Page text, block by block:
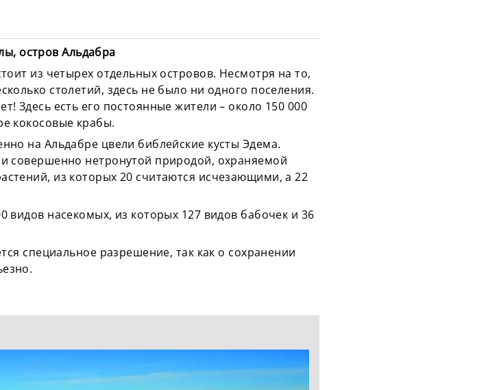
остров Альдабра
из четырех отдельных островов. Несмотря на то,
столетий, здесь не было ни одного поселения.
Здесь есть его постоянные жители – около 150 000
кокосовые крабы.
на Альдабре цвели библейские кусты Эдема.
совершенно нетронутой природой, охраняемой
из которых 20 считаются исчезающими, а 22
видов насекомых, из которых 127 видов бабочек и 36
специальное разрешение, так как о сохранении